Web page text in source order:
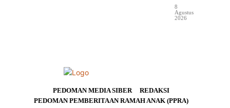
8
Agustus
2026
PEDOMAN MEDIA SIBER
REDAKSI
PEDOMAN PEMBERITAAN RAMAH ANAK (PPRA)